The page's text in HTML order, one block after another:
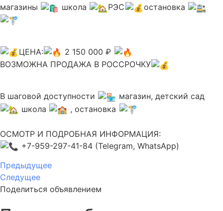
магазины
школа РЭС остановка
ЦЕНА:
2 150 000 ₽
ВОЗМОЖНА ПРОДАЖА В РОССРОЧКУ
В шаговой доступности
магазин, детский сад
школа
, остановка
ОСМОТР И ПОДРОБНАЯ ИНФОРМАЦИЯ:
+7-959-297-41-84 (Telegram, WhatsApp)
Предыдущее
Следущее
Поделиться объявлением